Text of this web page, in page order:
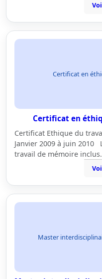
Certificat en
Certificat en
Certificat Ethique du
Janvier 2009 à juin 2010
travail de mémoire
Master